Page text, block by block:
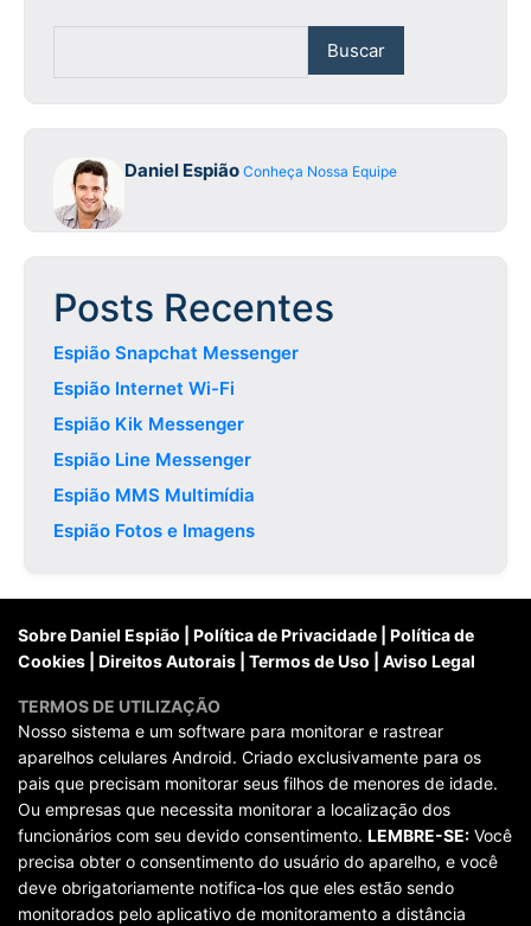
Buscar
Daniel Espião Conheça Nossa Equipe
Posts Recentes
Espião Snapchat Messenger
Espião Internet Wi-Fi
Espião Kik Messenger
Espião Line Messenger
Espião MMS Multimídia
Espião Fotos e Imagens
Sobre Daniel Espião Política de Privacidade
Política de
Cookies
Direitos Autorais Termos de Uso Aviso Legal
TERMOS DE UTILIZAÇÃO
Nosso sistema e um software para monitorar e rastrear
aparelhos celulares Android. Criado exclusivamente para os
pais que precisam monitorar seus filhos de menores de idade.
Ou empresas que necessita monitorar a localização dos
funcionários com seu devido consentimento. LEMBRE-SE: Você
precisa obter o consentimento do usuário do aparelho, e você
deve obrigatoriamente notifica-los que eles estão sendo
monitorados pelo aplicativo de monitoramento a distância